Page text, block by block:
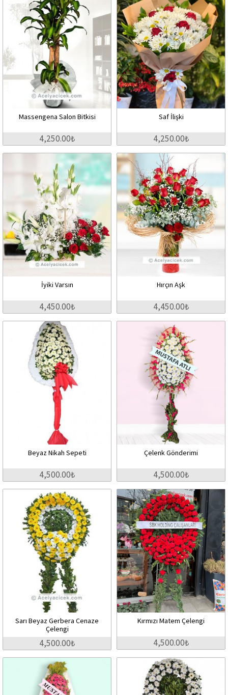
Massengena Salon Bitkisi
4,250.00₺
Saf İlişki
4,250.00₺
İyiki Varsın
4,450.00₺
Hırçın Aşk
4,450.00₺
Beyaz Nikah Sepeti
4,500.00₺
Çelenk Gönderimi
4,500.00₺
Sarı Beyaz Gerbera Cenaze
Çelengi
4,500.00₺
Kırmızı Matem Çelengi
4,500.00₺